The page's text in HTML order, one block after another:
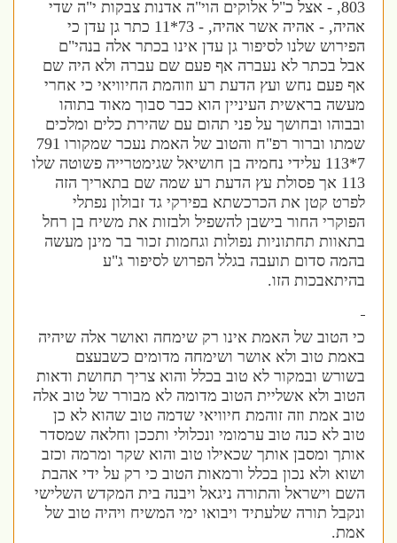
803, - אצל כ"ל אלוקים הוי"ה אדנות צבקות י"ה שדי
אהיה, - אהיה אשר אהיה, - 73*11 כתר גן עדן כי
הפירוש שלנו לסיפור גן עדן אינו בכתר אלה בנהי"ם
אבל בכתר לא נעברה אף פעם שם עברה ולא היה שם
אף פעם נחש ועץ הדעת רע וזוהמת החיוויאי כי אחרי
מעשה בראשית העיניין הוא כבר סבוך מאוד בתוהו
ובבוהו ובחושך על פני תהום עם שהירת כלים ומלכים
שמתו וברור רפ"ח והטוב של האמת נעכר שמקורו 791
7*113 עלידי נחמיה בן חושיאל שגימטרייה פשוטה שלו
113 אך פסולת עץ הדעת רע שמה שם בתאריך הזה
לפרט קטן את הכרכשתא בפירקי גד זבולון נפתלי
הפוקרי החור בישבן להשפיל ולבזות את משיח בן רחל
בתאוות תחתוניות נפולות וגחמות זכור בר מינן מעשה
בהמה סדום תועבה בגלל הפרוש לסיפור ג"ע
בהיתאבכות הזו.
כי הטוב של האמת אינו רק שימחה ואושר אלה שיהיה
באמת טוב ולא אושר ושימחה מדומים כשבעצם
בשורש ובמקור לא טוב בכלל והוא צריך תחושת ודאות
הטוב ולא אשליית הטוב מדומה לא מבורר של טוב אלה
טוב אמת וזה זוהמת חיוויאי שדמה טוב שהוא לא כן
טוב לא כנה טוב ערמומי ונכלולי ותככן וחלאה שמסדר
אותך ומסבן אותך שכאילו טוב והוא שקר ומרמה וכזב
ושוא ולא נכון בכלל ורמאות הטוב כי רק על ידי אהבת
השם וישראל והתורה ניגאל ויבנה בית המקדש השלישי
ונקבל תורה שלעתיד ויבואו ימי המשיח ויהיה טוב של
אמת.